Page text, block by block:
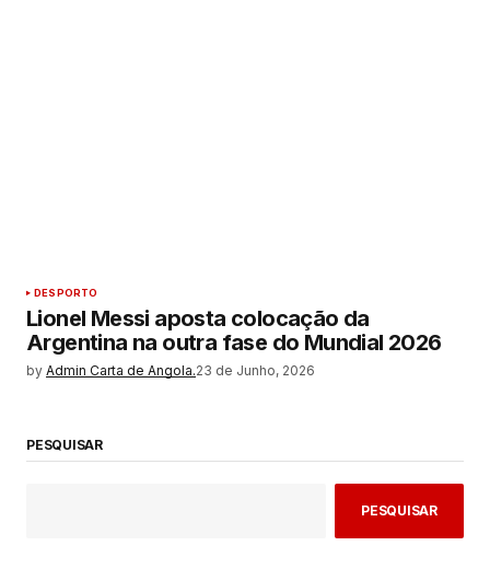
DESPORTO
Lionel Messi aposta colocação da
Argentina na outra fase do Mundial 2026
by Admin Carta de Angola.23 de Junho, 2026
PESQUISAR
PESQUISAR